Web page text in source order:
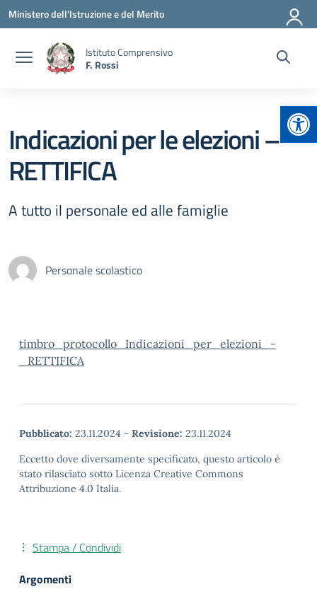
Vai ai contenuti
Vai al menu di navigazione
Vai al footer
Ministero dell'Istruzione e del Merito
Istituto Comprensivo
F. Rossi
Indicazioni per le elezioni –
RETTIFICA
A tutto il personale ed alle famiglie
Personale scolastico
timbro_protocollo_Indicazioni_per_elezioni_-
_RETTIFICA
Pubblicato: 23.11.2024 - Revisione: 23.11.2024
Eccetto dove diversamente specificato, questo articolo è
stato rilasciato sotto Licenza Creative Commons
Attribuzione 4.0 Italia.
Stampa / Condividi
Argomenti